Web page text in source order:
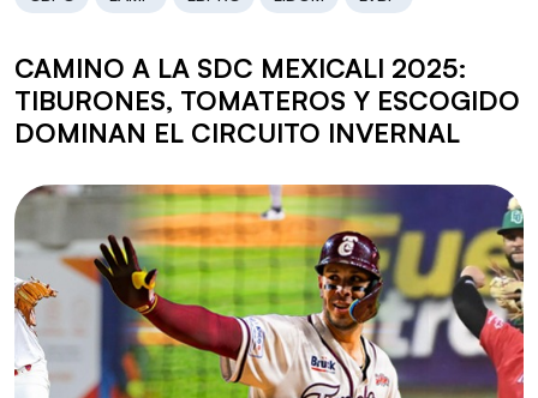
CAMINO A LA SDC MEXICALI 2025:
TIBURONES, TOMATEROS Y ESCOGIDO
DOMINAN EL CIRCUITO INVERNAL